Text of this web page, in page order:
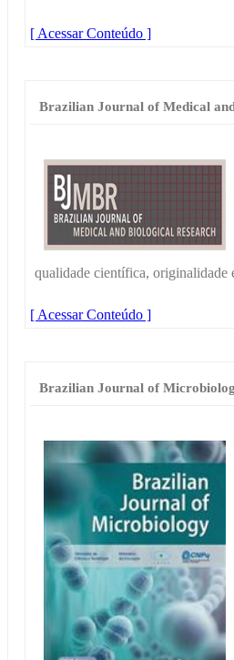
[ Acessar Conteúdo ]
Brazilian Journal of Medical
qualidade científica, originalidade
[ Acessar Conteúdo ]
Brazilian Journal of